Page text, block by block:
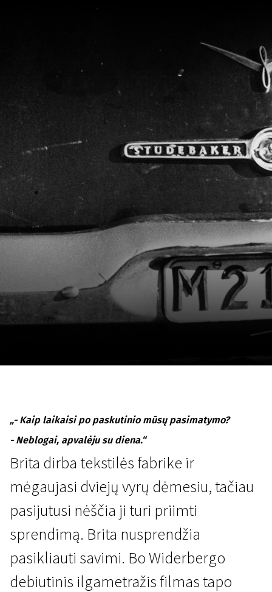
„- Kaip laikaisi po paskutinio mūsų pasimatymo?
- Neblogai, apvalėju su diena.“
Brita dirba tekstilės fabrike ir
mėgaujasi dviejų vyrų dėmesiu, tačiau
pasijutusi nėščia ji turi priimti
sprendimą. Brita nusprendžia
pasikliauti savimi. Bo Widerbergo
debiutinis ilgametražis filmas tapo